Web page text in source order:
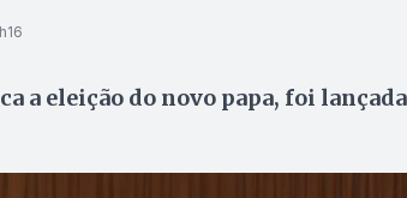
a eleição do novo papa, foi